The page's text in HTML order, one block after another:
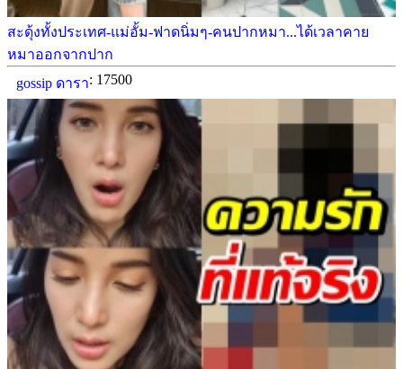
สะดุ้งทั้งประเทศ-แม่อั้ม-ฟาดนิ่มๆ-คนปากหมา...ได้เวลาคาย
หมาออกจากปาก
gossip ดารา: 17500